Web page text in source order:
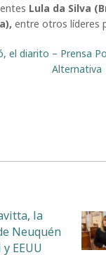
Lula da Silva
entre otros líderes
el diarito – Prensa
Alternativa
la
Neuquén
EEUU